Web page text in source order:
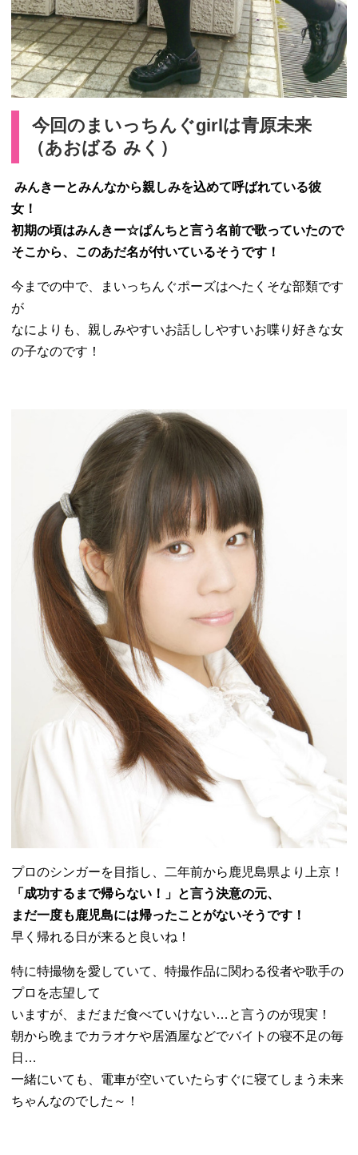
今回のまいっちんぐgirlは青原未来
（あおばる みく）
みんきーとみんなから親しみを込めて呼ばれている彼
女！
初期の頃はみんきー☆ぱんちと言う名前で歌っていたので
そこから、このあだ名が付いているそうです！
今までの中で、まいっちんぐポーズはへたくそな部類です
が
なによりも、 親しみやすいお話ししやすいお喋り好きな女
の子なのです！
プロのシンガーを目指し、二年前から鹿児島県より上京！
「成功するまで帰らない！」と言う決意の元、
まだ一度も鹿児島には帰ったことがないそうです！
早く帰れる日が来ると良いね！
特に特撮物を愛していて、特撮作品に関わる役者や歌手の
プロを志望して
いますが、まだまだ食べていけない…と言うのが現実！
朝から晩までカラオケや居酒屋などでバイトの寝不足の毎
日…
一緒にいても、 電車が空いていたらすぐに寝てしまう未来
ちゃんなのでした～！